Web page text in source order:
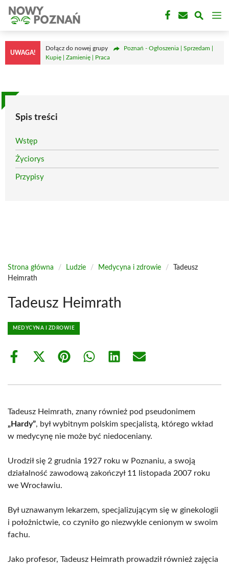
Przejdź
treści
UWAGA!
Dołącz do nowej grupy
Poznań - Ogłoszenia | Sprzedam |
Kupię | Zamienię | Praca
Spis treści
Wstęp
Życiorys
Przypisy
Strona główna / Ludzie / Medycyna i zdrowie /
Tadeusz
Heimrath
Tadeusz Heimrath
MEDYCYNA I ZDROWIE
Share
Share
(Twitter)
Share Share Share Share
Tadeusz Heimrath, znany również pod pseudonimem
„Hardy”, był wybitnym polskim specjalistą, którego wkład
w medycynę nie może być niedoceniany.
Urodził się 2 grudnia 1927 roku w Poznaniu, a swoją
działalność zawodową zakończył 11 listopada 2007 roku
we Wrocławiu.
Był uznawanym lekarzem, specjalizującym się w ginekologii
i położnictwie, co czyniło go niezwykle cenionym w swoim
fachu.
Jako profesor, Tadeusz Heimrath prowadził również zajęcia